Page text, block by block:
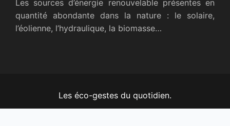
Les sources d’énergie renouvelable présentes en
quantité abondante dans la nature : le solaire,
l’éolienne, l’hydraulique, la biomasse…
Les éco-gestes du quotidien.